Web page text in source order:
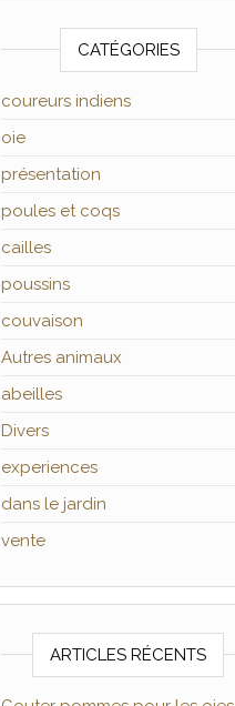
CATÉGORIES
coureurs indiens
oie
présentation
poules et coqs
cailles
poussins
couvaison
Autres animaux
abeilles
Divers
experiences
dans le jardin
vente
ARTICLES RÉCENTS